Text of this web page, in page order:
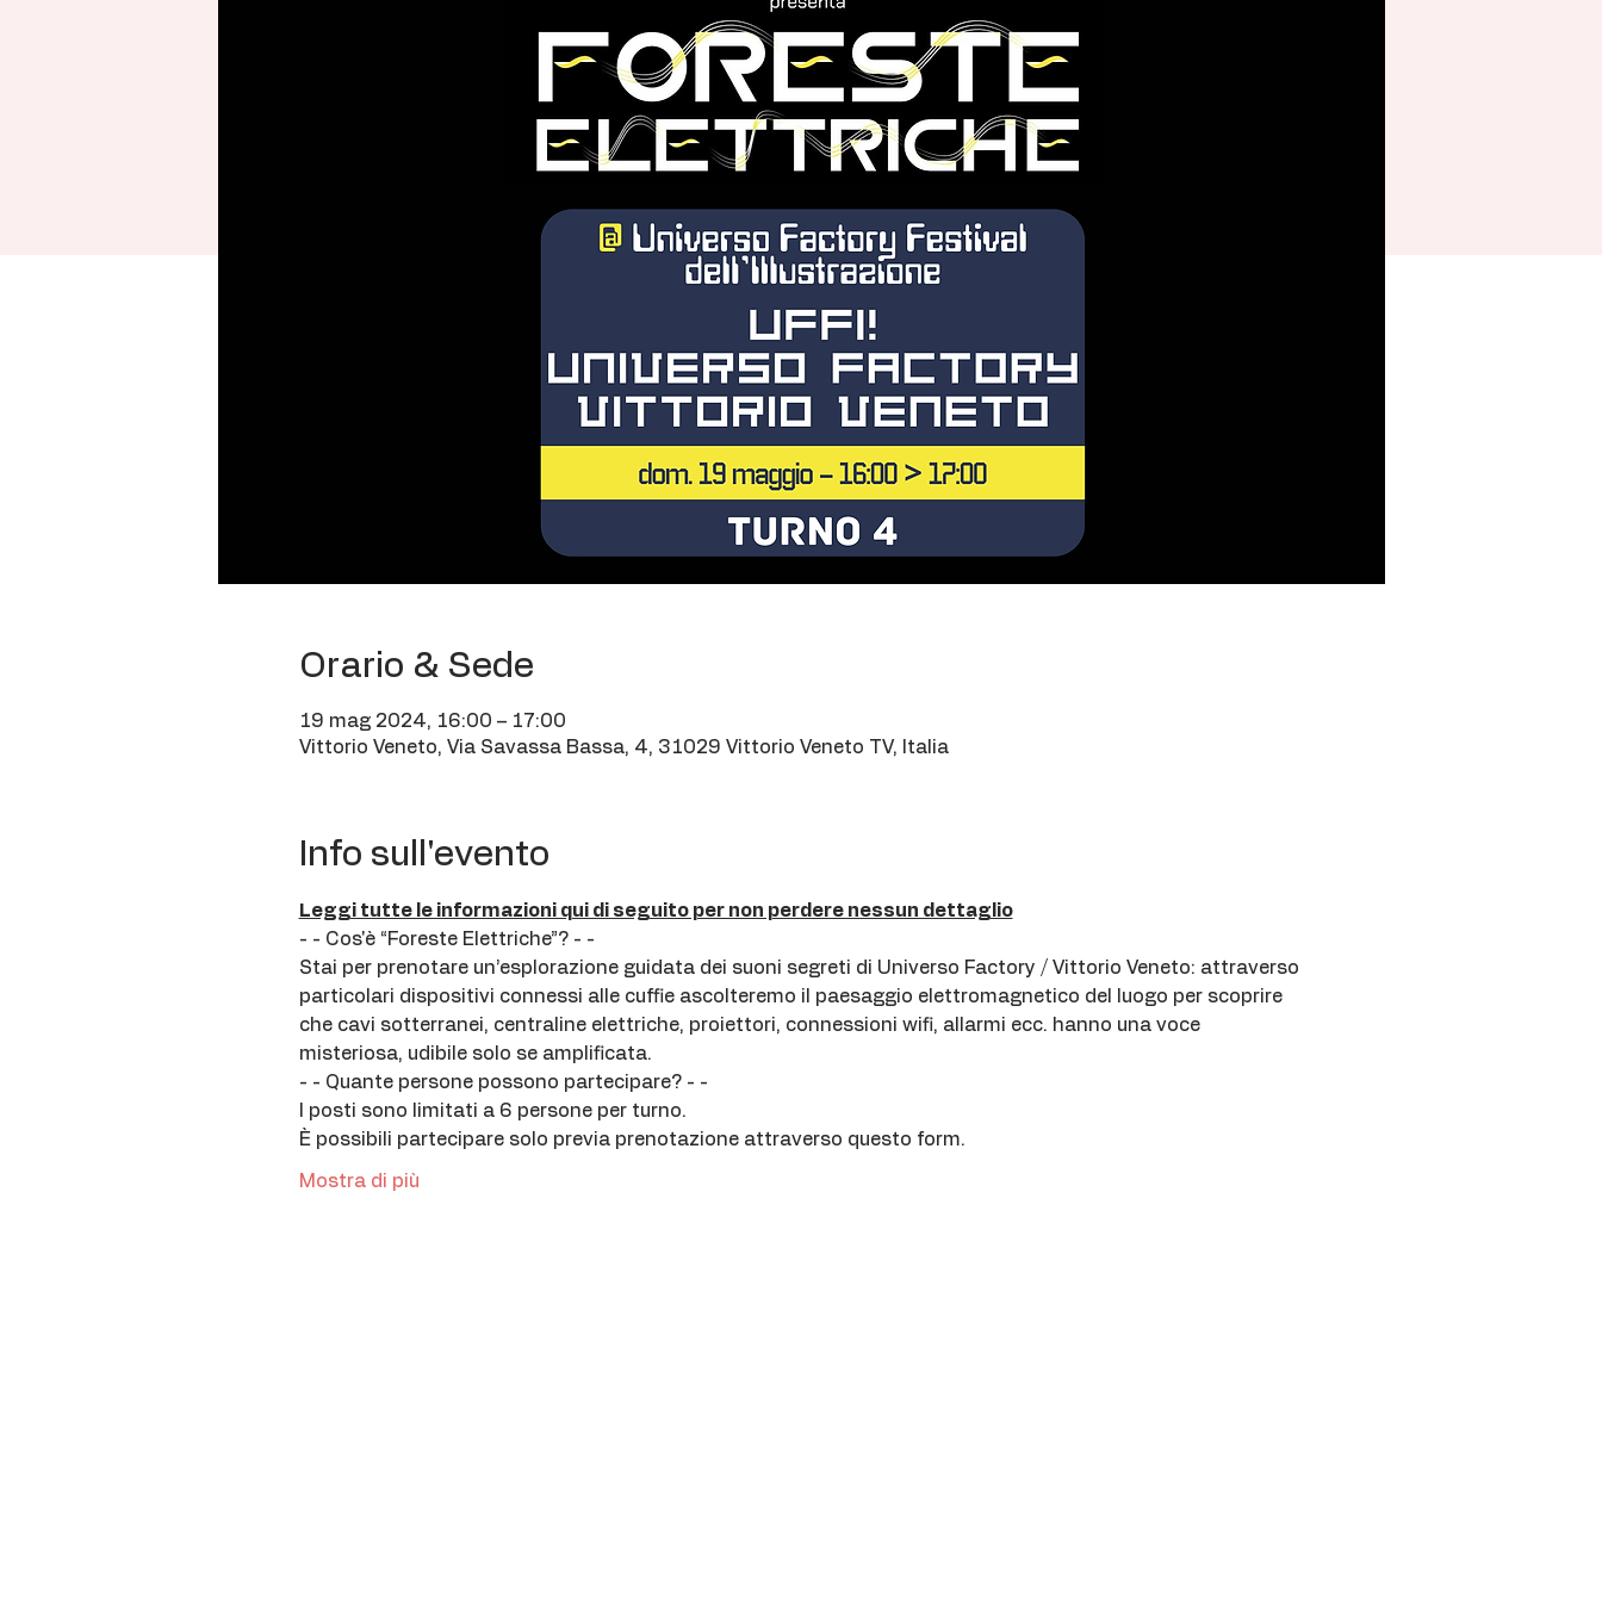
Orario & Sede
19 mag 2024, 16:00 – 17:00
Vittorio Veneto, Via Savassa Bassa, 4, 31029 Vittorio Veneto TV, Italia
Info sull'evento
Leggi tutte le informazioni qui di seguito per non perdere nessun dettaglio
- - Cos'è “Foreste Elettriche”? - -
Stai per prenotare un’esplorazione guidata dei suoni segreti di Universo Factory / Vittorio Veneto: attraverso
particolari dispositivi connessi alle cuffie ascolteremo il paesaggio elettromagnetico del luogo per scoprire
che cavi sotterranei, centraline elettriche, proiettori, connessioni wifi, allarmi ecc. hanno una voce
misteriosa, udibile solo se amplificata.
- - Quante persone possono partecipare? - -
I posti sono limitati a 6 persone per turno.
È possibili partecipare solo previa prenotazione attraverso questo form.
Mostra di più